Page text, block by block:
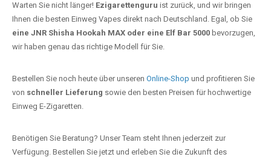
Warten Sie nicht länger! Ezigarettenguru ist zurück, und wir bringen
Ihnen die besten Einweg Vapes direkt nach Deutschland. Egal, ob Sie
eine JNR Shisha Hookah MAX oder eine Elf Bar 5000 bevorzugen,
wir haben genau das richtige Modell für Sie.
Bestellen Sie noch heute über unseren Online-Shop und profitieren Sie
von schneller Lieferung sowie den besten Preisen für hochwertige
Einweg E-Zigaretten.
Benötigen Sie Beratung? Unser Team steht Ihnen jederzeit zur
Verfügung. Bestellen Sie jetzt und erleben Sie die Zukunft des